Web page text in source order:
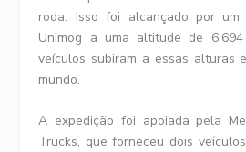
roda. Isso foi alcançado por um
Unimog a uma altitude de
veículos subiram a essas alturas
mundo.
A expedição foi apoiada pela
Trucks, que forneceu dois